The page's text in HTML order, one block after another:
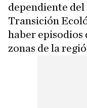
dependiente
Transición
haber episodios
zonas de la